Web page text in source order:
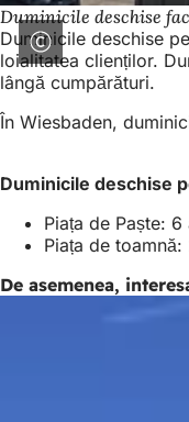
Duminicile deschise
Duminicile deschise
loialitatea clienților.
lângă cumpărături.
În Wiesbaden,
Duminicile deschise
Piața de Paște:
Piața de
De asemenea,